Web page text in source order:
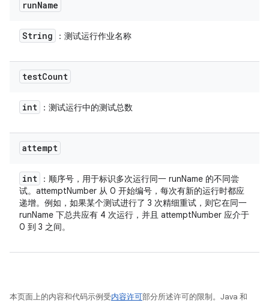
runName
String ：测试运行作业名称
testCount
int ：测试运行中的测试总数
attempt
int
：顺序号，用于标识多次运行同一 runName 的不同尝
试。attemptNumber 从 0 开始编号，每次有新的运行时都应
递增。例如，如果某个测试进行了 3 次精细重试，则它在同一
runName 下总共应有 4 次运行，并且 attemptNumber 应介于
0 到 3 之间。
本页面上的内容和代码示例受内容许可部分所述许可的限制。Java 和